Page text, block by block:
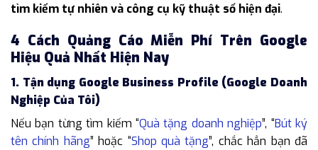
tìm kiếm tự nhiên và công cụ kỹ thuật số hiện đại.
4 Cách Quảng Cáo Miễn Phí Trên Google
Hiệu Quả Nhất Hiện Nay
1. Tận dụng Google Business Profile (Google Doanh
Nghiệp Của Tôi)
Nếu bạn từng tìm kiếm “Quà tặng doanh nghiệp”, “Bút ký
tên chính hãng” hoặc “Shop quà tặng”, chắc hẳn bạn đã